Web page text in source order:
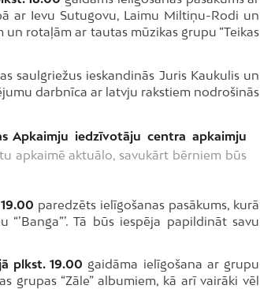
ar Ievu Sutugovu, Laimu Miltiņu-Rodi un
rotaļām ar tautas mūzikas grupu “Teikas
saulgriežus ieskandinās Juris Kaukulis un
darbnīca ar latvju rakstiem nodrošinās
Apkaimju iedzīvotāju centra apkaimju
apkaimē aktuālo, savukārt bērniem būs
paredzēts ielīgošanas pasākums, kurā
Tā būs iespēja papildināt savu
plkst. 19.00 gaidāma ielīgošana ar grupu
grupas “Zāle” albumiem, kā arī vairāki vēl